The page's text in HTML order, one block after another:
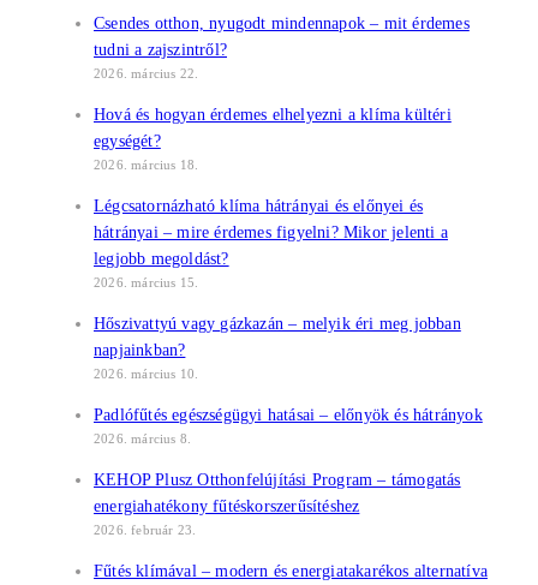
Csendes otthon, nyugodt mindennapok – mit érdemes
tudni a zajszintről?
2026. március 22.
Hová és hogyan érdemes elhelyezni a klíma kültéri
egységét?
2026. március 18.
Légcsatornázható klíma hátrányai és előnyei és
hátrányai – mire érdemes figyelni? Mikor jelenti a
legjobb megoldást?
2026. március 15.
Hőszivattyú vagy gázkazán – melyik éri meg jobban
napjainkban?
2026. március 10.
Padlófűtés egészségügyi hatásai – előnyök és hátrányok
2026. március 8.
KEHOP Plusz Otthonfelújítási Program – támogatás
energiahatékony fűtéskorszerűsítéshez
2026. február 23.
Fűtés klímával – modern és energiatakarékos alternatíva